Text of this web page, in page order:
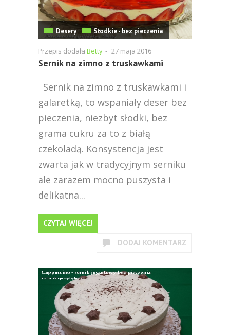
Desery Słodkie - bez pieczenia
Przepis dodała Betty - 27 maja 2016
Sernik na zimno z truskawkami
Sernik na zimno z truskawkami i
galaretką, to wspaniały deser bez
pieczenia, niezbyt słodki, bez
grama cukru za to z białą
czekoladą. Konsystencja jest
zwarta jak w tradycyjnym serniku
ale zarazem mocno puszysta i
delikatna...
CZYTAJ WIĘCEJ
DODAJ KOMENTARZ